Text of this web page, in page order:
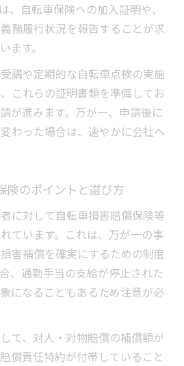
、自転車保険への加入証明や、
務履行状況を報告することが求
ます。
講や定期的な自転車点検の実施
これらの証明書類を準備してお
が進みます。万が一、申請後に
わった場合は、速やかに会社へ
険のポイントと選び方
に対して自転車損害賠償保険等
ています。これは、万が一の事
害補償を確実にするための制度
、通勤手当の支給が停止された
になることもあるため注意が必
て、対人・対物賠償の補償額が
償責任特約が付帯していること